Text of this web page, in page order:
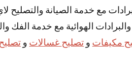
مع خدمة الصيانة
الهوائية مع خدمة الفك
مكيفات و تصليح غسالات و